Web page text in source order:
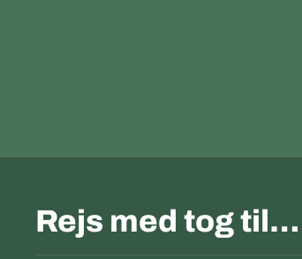
Rejs med tog til…